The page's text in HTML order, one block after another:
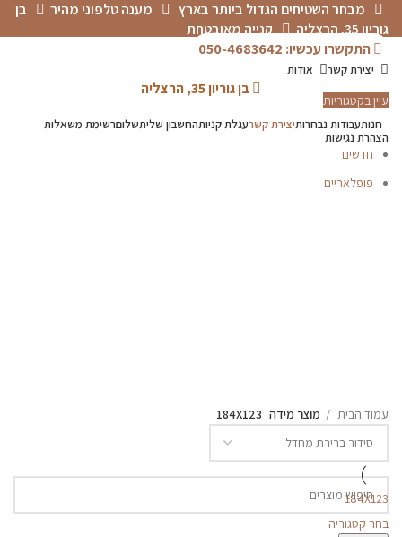
מבחר השטיחים הגדול ביותר בארץ מענה טלפוני מהיר
בן
גוריון 35, הרצליה
קנייה מאובטחת
התקשרו עכשיו: 050-4683642
יצירת קשר אודות
בן גוריון 35, הרצליה
בחר קטגוריה
עיין בקטגוריות
חנותעבודות נבחרותיצירת קשרעגלת קניותהחשבון שליתשלוםרשימת משאלות
הצהרת נגישות
חדשים
פופלאריים
עמוד הבית מוצר מידה 184X123
184X123